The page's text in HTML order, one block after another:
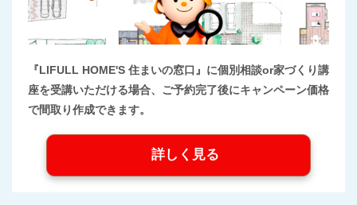
『LIFULL HOME'S 住まいの窓口』に個別相談or家づくり講
座を受講いただける場合、ご予約完了後にキャンペーン価格
で間取り作成できます。
詳しく見る